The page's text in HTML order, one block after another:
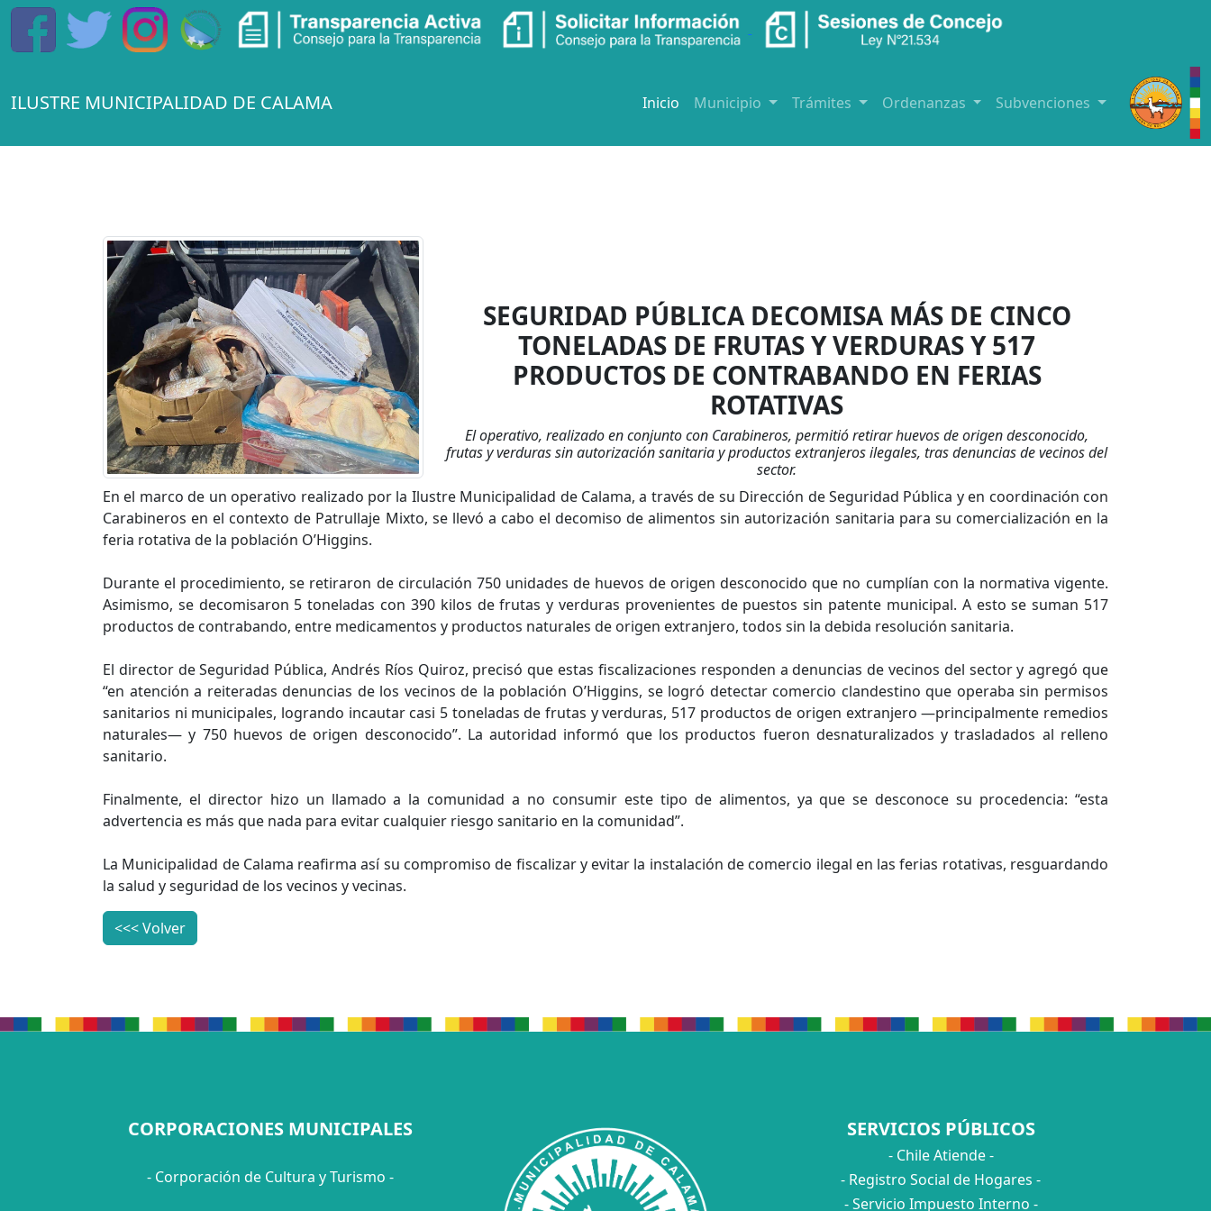
ILUSTRE MUNICIPALIDAD DE CALAMA Inicio Municipio Trámites Ordenanzas Subvenciones
SEGURIDAD PÚBLICA DECOMISA MÁS DE CINCO
TONELADAS DE FRUTAS Y VERDURAS Y 517
PRODUCTOS DE CONTRABANDO EN FERIAS
ROTATIVAS
El operativo, realizado en conjunto con Carabineros, permitió retirar huevos de origen desconocido,
frutas y verduras sin autorización sanitaria y productos extranjeros ilegales, tras denuncias de vecinos del
sector.
En el marco de un operativo realizado por la Ilustre Municipalidad de Calama, a través de su Dirección de Seguridad Pública y en coordinación con
Carabineros en el contexto de Patrullaje Mixto, se llevó a cabo el decomiso de alimentos sin autorización sanitaria para su comercialización en la
feria rotativa de la población O’Higgins.
Durante el procedimiento, se retiraron de circulación 750 unidades de huevos de origen desconocido que no cumplían con la normativa vigente.
Asimismo, se decomisaron 5 toneladas con 390 kilos de frutas y verduras provenientes de puestos sin patente municipal. A esto se suman 517
productos de contrabando, entre medicamentos y productos naturales de origen extranjero, todos sin la debida resolución sanitaria.
El director de Seguridad Pública, Andrés Ríos Quiroz, precisó que estas fiscalizaciones responden a denuncias de vecinos del sector y agregó que
“en atención a reiteradas denuncias de los vecinos de la población O’Higgins, se logró detectar comercio clandestino que operaba sin permisos
sanitarios ni municipales, logrando incautar casi 5 toneladas de frutas y verduras, 517 productos de origen extranjero —principalmente remedios
naturales— y 750 huevos de origen desconocido”. La autoridad informó que los productos fueron desnaturalizados y trasladados al relleno
sanitario.
Finalmente, el director hizo un llamado a la comunidad a no consumir este tipo de alimentos, ya que se desconoce su procedencia: “esta
advertencia es más que nada para evitar cualquier riesgo sanitario en la comunidad”.
La Municipalidad de Calama reafirma así su compromiso de fiscalizar y evitar la instalación de comercio ilegal en las ferias rotativas, resguardando
la salud y seguridad de los vecinos y vecinas.
<<< Volver
CORPORACIONES MUNICIPALES
- Corporación de Cultura y Turismo -
SERVICIOS PÚBLICOS
- Chile Atiende -
- Registro Social de Hogares -
- Servicio Impuesto Interno -